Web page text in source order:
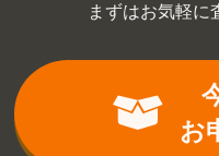
餓狼伝説スペシ
買取価格
パ
まずはお気軽に
お